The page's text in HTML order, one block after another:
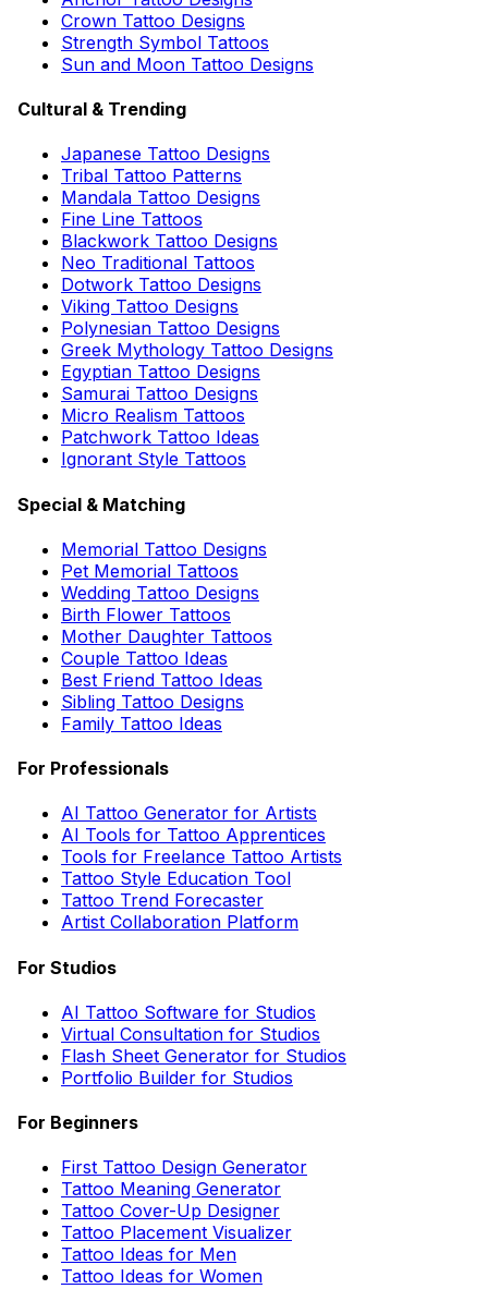
Crown Tattoo Designs
Strength Symbol Tattoos
Sun and Moon Tattoo Designs
Cultural & Trending
Japanese Tattoo Designs
Tribal Tattoo Patterns
Mandala Tattoo Designs
Fine Line Tattoos
Blackwork Tattoo Designs
Neo Traditional Tattoos
Dotwork Tattoo Designs
Viking Tattoo Designs
Polynesian Tattoo Designs
Greek Mythology Tattoo Designs
Egyptian Tattoo Designs
Samurai Tattoo Designs
Micro Realism Tattoos
Patchwork Tattoo Ideas
Ignorant Style Tattoos
Special & Matching
Memorial Tattoo Designs
Pet Memorial Tattoos
Wedding Tattoo Designs
Birth Flower Tattoos
Mother Daughter Tattoos
Couple Tattoo Ideas
Best Friend Tattoo Ideas
Sibling Tattoo Designs
Family Tattoo Ideas
For Professionals
AI Tattoo Generator for Artists
AI Tools for Tattoo Apprentices
Tools for Freelance Tattoo Artists
Tattoo Style Education Tool
Tattoo Trend Forecaster
Artist Collaboration Platform
For Studios
AI Tattoo Software for Studios
Virtual Consultation for Studios
Flash Sheet Generator for Studios
Portfolio Builder for Studios
For Beginners
First Tattoo Design Generator
Tattoo Meaning Generator
Tattoo Cover-Up Designer
Tattoo Placement Visualizer
Tattoo Ideas for Men
Tattoo Ideas for Women